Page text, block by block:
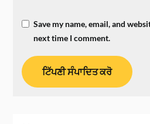
Save my name, email, and
next time I comment.